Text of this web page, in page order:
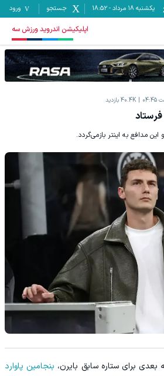
یکشنبه ۱۸ مرداد -
18:52 جستجو ورود
اپلیکیشن اندروید ورزش سه
40.4K بازدید
مدافع به اینتر بازمی‌گردد.
بعدی برای ستاره سابق بایرن، بنجامین پاوارد